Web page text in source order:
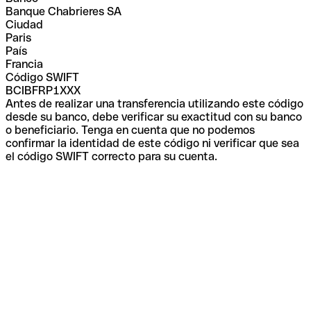
Banque Chabrieres SA
Ciudad
Paris
País
Francia
Código SWIFT
BCIBFRP1XXX
Antes de realizar una transferencia utilizando este código
desde su banco, debe verificar su exactitud con su banco
o beneficiario. Tenga en cuenta que no podemos
confirmar la identidad de este código ni verificar que sea
el código SWIFT correcto para su cuenta.